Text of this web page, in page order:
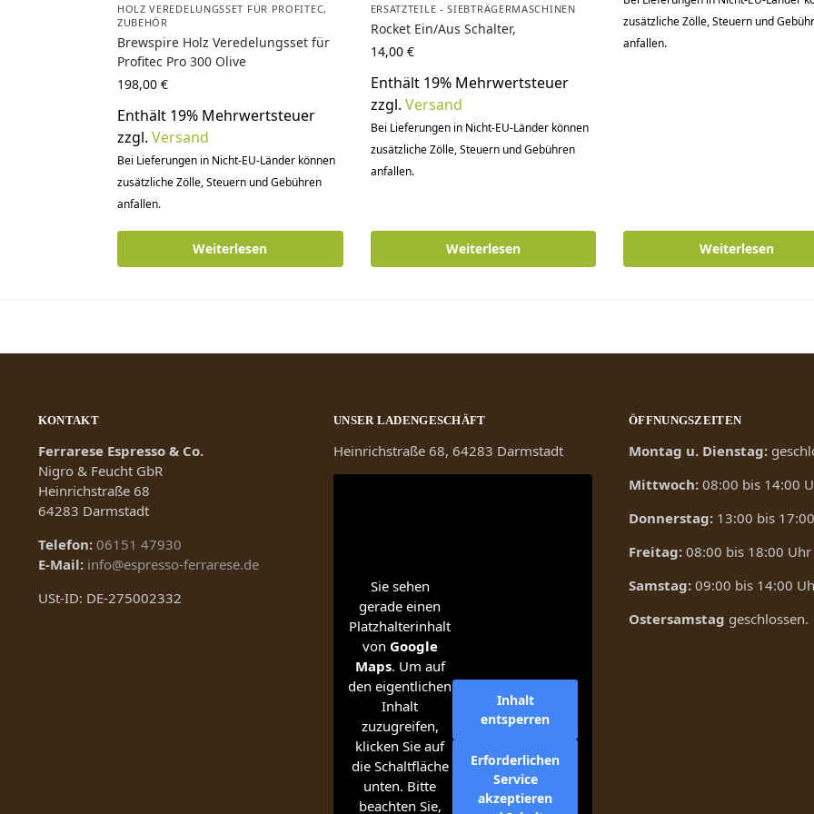
HOLZ VEREDELUNGSSET FÜR PROFITEC,
ZUBEHÖR
Brewspire Holz Veredelungsset für
Profitec Pro 300 Olive
198,00 €
Enthält 19% Mehrwertsteuer
zzgl. Versand
Bei Lieferungen in Nicht-EU-Länder können
zusätzliche Zölle, Steuern und Gebühren
anfallen.
Weiterlesen
ERSATZTEILE - SIEBTRÄGERMASCHINEN
Rocket Ein/Aus Schalter,
14,00 €
Enthält 19% Mehrwertsteuer
zzgl. Versand
Bei Lieferungen in Nicht-EU-Länder können
zusätzliche Zölle, Steuern und Gebühren
anfallen.
Weiterlesen
zusätzliche Zölle, Steuern und
anfallen.
Weiterlesen
KONTAKT
Ferrarese Espresso & Co.
Nigro & Feucht GbR
Heinrichstraße 68
64283 Darmstadt
Telefon: 06151 47930
E-Mail: info@espresso-ferrarese.de
USt-ID: DE-275002332
UNSER LADENGESCHÄFT
Heinrichstraße 68, 64283 Darmstadt
Sie sehen
gerade einen
Platzhalterinhalt
von Google
Maps. Um auf
den eigentlichen
Inhalt
zuzugreifen,
klicken Sie auf
die Schaltfläche
unten. Bitte
beachten Sie,
Inhalt
entsperren
Erforderlichen
Service
akzeptieren
ÖFFNUNGSZEITEN
Montag u. Dienstag:
Mittwoch: 08:00 bis 14:00
Donnerstag: 13:00 bis
Freitag: 08:00 bis 18:00 Uhr
Samstag: 09:00 bis 14:00
Ostersamstag geschlossen.